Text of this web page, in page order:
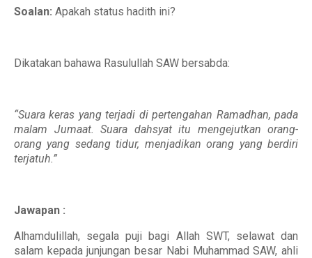
Soalan: Apakah status hadith ini?
Dikatakan bahawa Rasulullah SAW bersabda:
“Suara keras yang terjadi di pertengahan Ramadhan, pada
malam Jumaat. Suara dahsyat itu mengejutkan orang-
orang yang sedang tidur, menjadikan orang yang berdiri
terjatuh.”
Jawapan :
Alhamdulillah, segala puji bagi Allah SWT, selawat dan
salam kepada junjungan besar Nabi Muhammad SAW, ahli